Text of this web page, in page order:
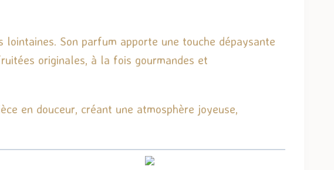
Son parfum apporte une touche dépaysante
originales, à la fois gourmandes et
en douceur, créant une atmosphère joyeuse,